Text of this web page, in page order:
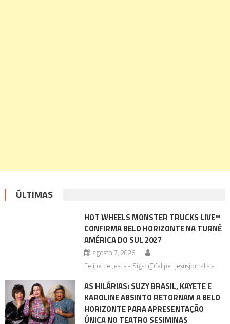
ÚLTIMAS
HOT WHEELS MONSTER TRUCKS LIVE™
CONFIRMA BELO HORIZONTE NA TURNÊ
AMÉRICA DO SUL 2027
agosto 7, 2026
Felipe de Jesus - Siga: @felipe_jesusjornalista
AS HILÁRIAS: SUZY BRASIL, KAYETE E
KAROLINE ABSINTO RETORNAM A BELO
HORIZONTE PARA APRESENTAÇÃO
ÚNICA NO TEATRO SESIMINAS